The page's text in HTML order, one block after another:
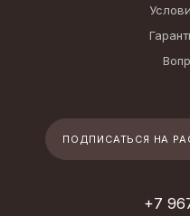
ПОДПИСАТЬСЯ НА
+7